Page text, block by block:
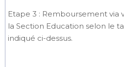
Etape 3 : Remboursement via
la Section Education selon le
indiqué ci-dessus.